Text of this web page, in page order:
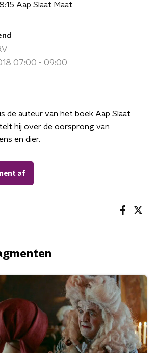
Aap Slaat Maat
07:00 - 09:00
de auteur van het boek Aap Slaat
hij over de oorsprong van
en dier.
af